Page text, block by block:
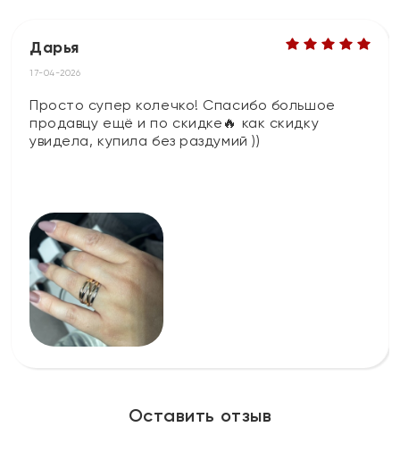
Дарья
17-04-2026
Просто супер колечко! Спасибо большое
продавцу ещё и по скидке🔥 как скидку
увидела, купила без раздумий ))
Оставить отзыв